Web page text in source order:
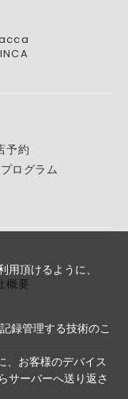
予約
ログラム
概要
用頂けるように、
録管理する技術のこ
、お客様のデバイス
サーバーへ送り返さ